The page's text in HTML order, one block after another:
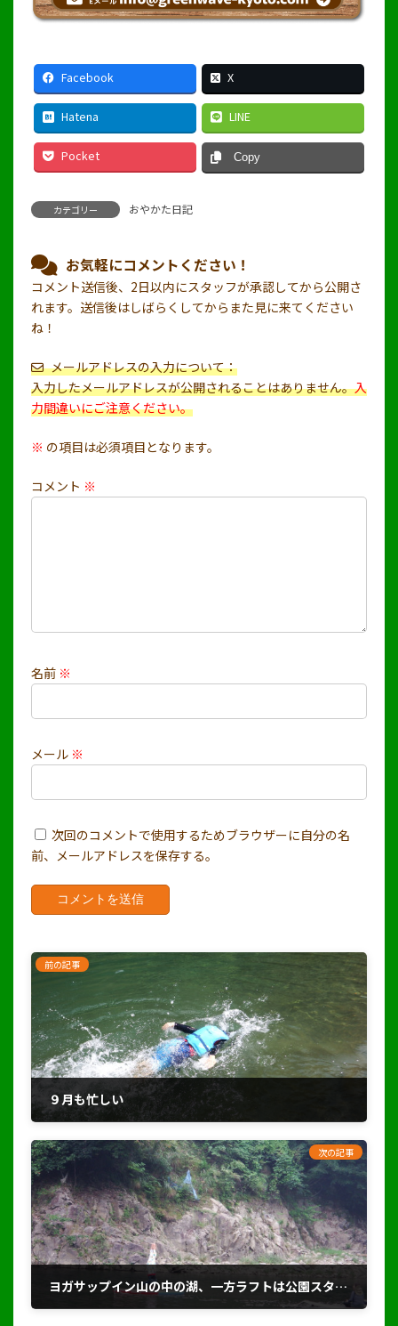
Facebook X
Hatena LINE
Pocket Copy
カテゴリー おやかた日記
お気軽にコメントください！
コメント送信後、2日以内にスタッフが承認してから公開さ
れます。送信後はしばらくしてからまた見に来てください
ね！
メールアドレスの入力について：
入力したメールアドレスが公開されることはありません。入
力間違いにご注意ください。
※ の項目は必須項目となります。
コメント ※
名前 ※
メール ※
次回のコメントで使用するためブラウザーに自分の名
前、メールアドレスを保存する。
前の記事
９月も忙しい
次の記事
ヨガサップイン山の中の湖、一方ラフトは公園スタッフのお母さんたちと！